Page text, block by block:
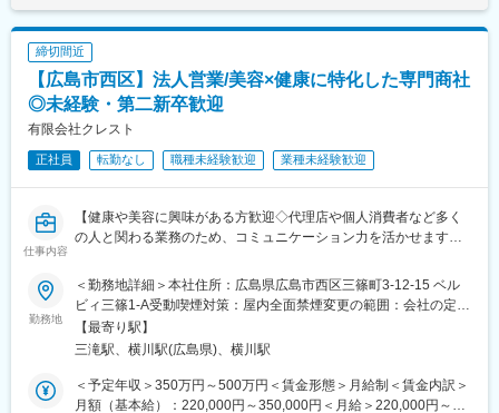
す。また70年の歴史がある中で、現代のライフスタイルに溶け込
む新ブランドを展開するなど、成長を続けております。
（2）成長が見込める業界：
少子高齢化が進む一方で医療は発展したこともあり、‘健康志向や
セルフケア需要‘が高まっております。当社ではマッサージチェア
を主力に機能性×デザイン性を兼ね備えた製品ラインナップ強化に
変更の範囲：会社の定める業務
ォローという形でサポートいただく機会がございます。
※将来的には経理財務、経営戦略にも携わっていただくことを期待
しております。
■組織構成：
おりそれぞれ2名ずつ在籍しています。20代から60代と幅広い世
■教育体制：
・先輩スタッフによるOJT/定期面談など
■募集背景：
・地域の方により高度な医療を提供するため、より経営体制を強
化するために、人事総務（将来的は経理財務も)部門を統括してい
ただく方を新たにお迎えいたします。
※補足
・・・・・・・・・・・・・・
含めた表記です。
締切間近
【広島市西区】法人営業/美容×健康に特化した専門商社
◎未経験・第二新卒歓迎
有限会社クレスト
正社員 転勤なし 職種未経験歓迎 業種未経験歓迎
仕事内容
【健康や美容に興味がある方歓迎◇代理店や個人消費者など多く
の人と関わる業務のため、コミュニケーション力を活かせます◇
どを取扱う専門商社】
■職務内容：
管理医療機器販売業、管理医療機器賃貸業、健康器具・健康食品
販売業、住宅設備機器販売業を行う当社にて、営業職をお任せい
たします。
■職務詳細：
勤務地
＜勤務地詳細＞本社住所：広島県広島市西区三篠町3-12-15 ベル
ビィ三篠1-A受動喫煙対策：屋内全面禁煙変更の範囲：会社の定め
る事業所
【最寄り駅】
三滝駅、横川駅(広島県)、横川駅
＜予定年収＞350万円～500万円＜賃金形態＞月給制＜賃金内訳＞
月額（基本給）：220,000円～350,000円＜月給＞220,000円～